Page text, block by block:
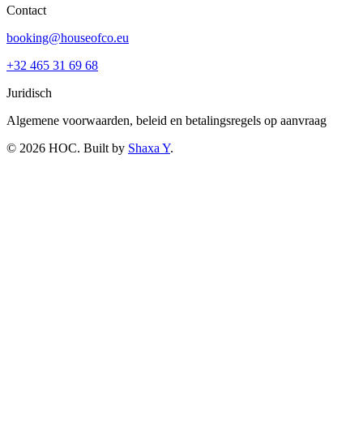
Contact
booking@houseofco.eu
+32 465 31 69 68
Juridisch
Algemene voorwaarden, beleid en betalingsregels op aanvraag
© 2026 HOC. Built by Shaxa Y.